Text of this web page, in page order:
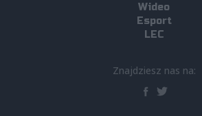
Wideo
Esport
LEC
Znajdziesz nas na: